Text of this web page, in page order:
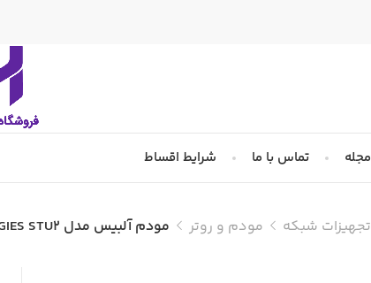
مجله تماس با ما شرایط اقساط
تجهیزات شبکه مودم و روتر مودم آلبیس مدل ALBIS TECHNOLOGIES STU2